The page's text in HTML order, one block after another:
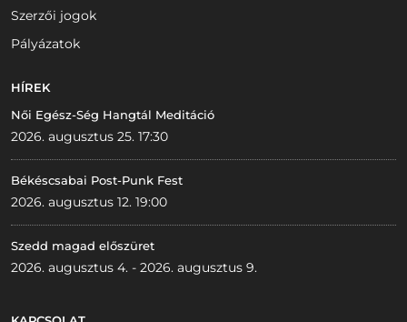
Szerzői jogok
Pályázatok
HÍREK
Női Egész-Ség Hangtál Meditáció
2026. augusztus 25. 17:30
Békéscsabai Post-Punk Fest
2026. augusztus 12. 19:00
Szedd magad előszüret
2026. augusztus 4. - 2026. augusztus 9.